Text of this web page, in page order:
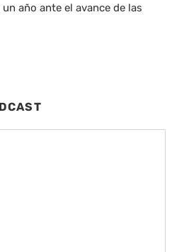
año ante el avance de las